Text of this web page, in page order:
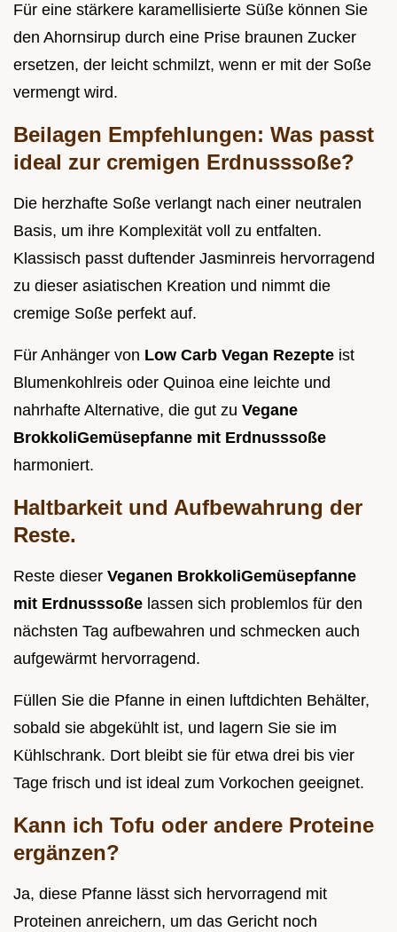
Für eine stärkere karamellisierte Süße können Sie
den Ahornsirup durch eine Prise braunen Zucker
ersetzen, der leicht schmilzt, wenn er mit der Soße
vermengt wird.
Beilagen Empfehlungen: Was passt
ideal zur cremigen Erdnusssoße?
Die herzhafte Soße verlangt nach einer neutralen
Basis, um ihre Komplexität voll zu entfalten.
Klassisch passt duftender Jasminreis hervorragend
zu dieser asiatischen Kreation und nimmt die
cremige Soße perfekt auf.
Für Anhänger von Low Carb Vegan Rezepte ist
Blumenkohlreis oder Quinoa eine leichte und
nahrhafte Alternative, die gut zu Vegane
BrokkoliGemüsepfanne mit Erdnusssoße
harmoniert.
Haltbarkeit und Aufbewahrung der
Reste.
Reste dieser Veganen BrokkoliGemüsepfanne
mit Erdnusssoße lassen sich problemlos für den
nächsten Tag aufbewahren und schmecken auch
aufgewärmt hervorragend.
Füllen Sie die Pfanne in einen luftdichten Behälter,
sobald sie abgekühlt ist, und lagern Sie sie im
Kühlschrank. Dort bleibt sie für etwa drei bis vier
Tage frisch und ist ideal zum Vorkochen geeignet.
Kann ich Tofu oder andere Proteine
ergänzen?
Ja, diese Pfanne lässt sich hervorragend mit
Proteinen anreichern, um das Gericht noch